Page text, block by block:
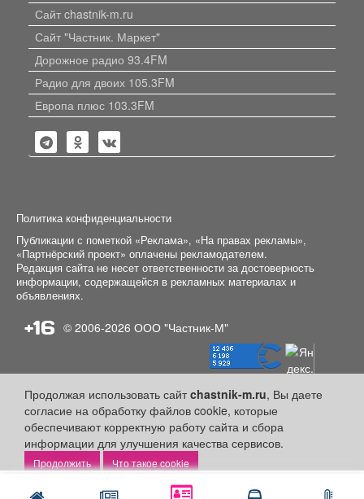
Написать Позвонить
Продолжая использовать сайтchastnik-m.ru, Вы даете
согласие на обработку файлов cookie, которые
обеспечивают корректную работу сайта и сбора
информации для улучшения качества сервисов.
Что такое cookie
Сайт chastnik-m.ru
Сайт "Частник. Маркет"
Дорожное радио 93.4FM
Радио для двоих 105.3FM
Европа плюс 103.3FM
Политика конфиденциальности
Публикации с пометкой «Реклама», «На правах рекламы»,
«Партнёрский проект» оплачены рекламодателем.
Редакция сайта не несет ответственности за достоверность
информации, содержащейся в рекламных материалах и
объявлениях.
+16 © 2006-2026 ООО "Частник-М"